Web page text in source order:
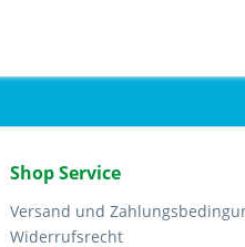
Shop Service
Versand und
Widerrufsrecht